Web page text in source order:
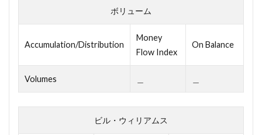
ボリューム
Accumulation/Distribution
Money
Flow Index
On Balance
Volumes
ビル・ウィリアムス